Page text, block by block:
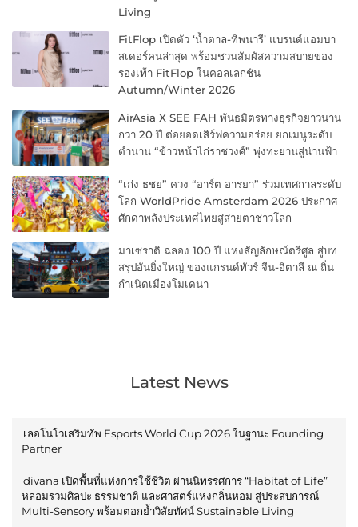
Living
FitFlop เปิดตัว ‘น้ำตาล-ทิพนารี’ แบรนด์แอมบา
สเดอร์คนล่าสุด พร้อมชวนสัมผัสความสบายของ
รองเท้า FitFlop ในคอลเลกชัน
Autumn/Winter 2026
AirAsia X SEE FAH พันธมิตรทางธุรกิจยาวนาน
กว่า 20 ปี ต่อยอดเสิร์ฟความอร่อย ยกเมนูระดับ
ตำนาน “ข้าวหน้าไก่ราชวงศ์” พุ่งทะยานสู่น่านฟ้า
“เก่ง ธชย” ควง “อาร์ต อารยา” ร่วมเทศกาลระดับ
โลก WorldPride Amsterdam 2026 ประกาศ
ศักดาพลังประเทศไทยสู่สายตาชาวโลก
มาเซราติ ฉลอง 100 ปี แห่งสัญลักษณ์ตรีศูล สู่บท
สรุปอันยิ่งใหญ่ ของแกรนด์ทัวร์ จีน-อิตาลี ณ ถิ่น
กำเนิดเมืองโมเดนา
Latest News
เลอโนโวเสริมทัพ Esports World Cup 2026 ในฐานะ Founding
Partner
divana เปิดพื้นที่แห่งการใช้ชีวิต ผ่านนิทรรศการ “Habitat of Life”
หลอมรวมศิลปะ ธรรมชาติ และศาสตร์แห่งกลิ่นหอม สู่ประสบการณ์
Multi-Sensory พร้อมตอกย้ำวิสัยทัศน์ Sustainable Living